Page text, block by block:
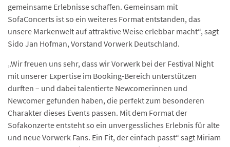
gemeinsame Erlebnisse schaffen. Gemeinsam mit
SofaConcerts ist so ein weiteres Format entstanden, das
unsere Markenwelt auf attraktive Weise erlebbar macht“, sagt
Sido Jan Hofman, Vorstand Vorwerk Deutschland.
„Wir freuen uns sehr, dass wir Vorwerk bei der Festival Night
mit unserer Expertise im Booking-Bereich unterstützen
durften – und dabei talentierte Newcomerinnen und
Newcomer gefunden haben, die perfekt zum besonderen
Charakter dieses Events passen. Mit dem Format der
Sofakonzerte entsteht so ein unvergessliches Erlebnis für alte
und neue Vorwerk Fans. Ein Fit, der einfach passt“ sagt Miriam